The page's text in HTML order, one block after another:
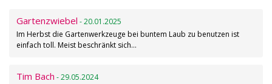
Gartenzwiebel - 20.01.2025
Im Herbst die Gartenwerkzeuge bei buntem Laub zu benutzen ist
einfach toll. Meist beschränkt sich…
Tim Bach - 29.05.2024